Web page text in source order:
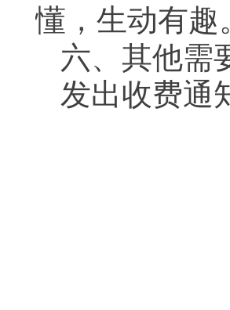
懂，生动有趣
六、其他需
发出收费通